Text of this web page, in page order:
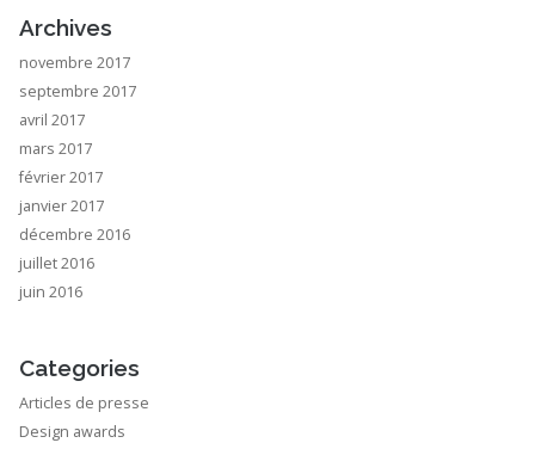
Archives
novembre 2017
septembre 2017
avril 2017
mars 2017
février 2017
janvier 2017
décembre 2016
juillet 2016
juin 2016
Categories
Articles de presse
Design awards